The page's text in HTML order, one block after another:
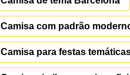
Camisa com padrão
Camisa para festas